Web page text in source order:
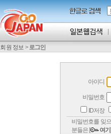
회원 정보 >로그인
아이디
비밀번호
ID저장
비밀번호를 잊
분들은 [
여기